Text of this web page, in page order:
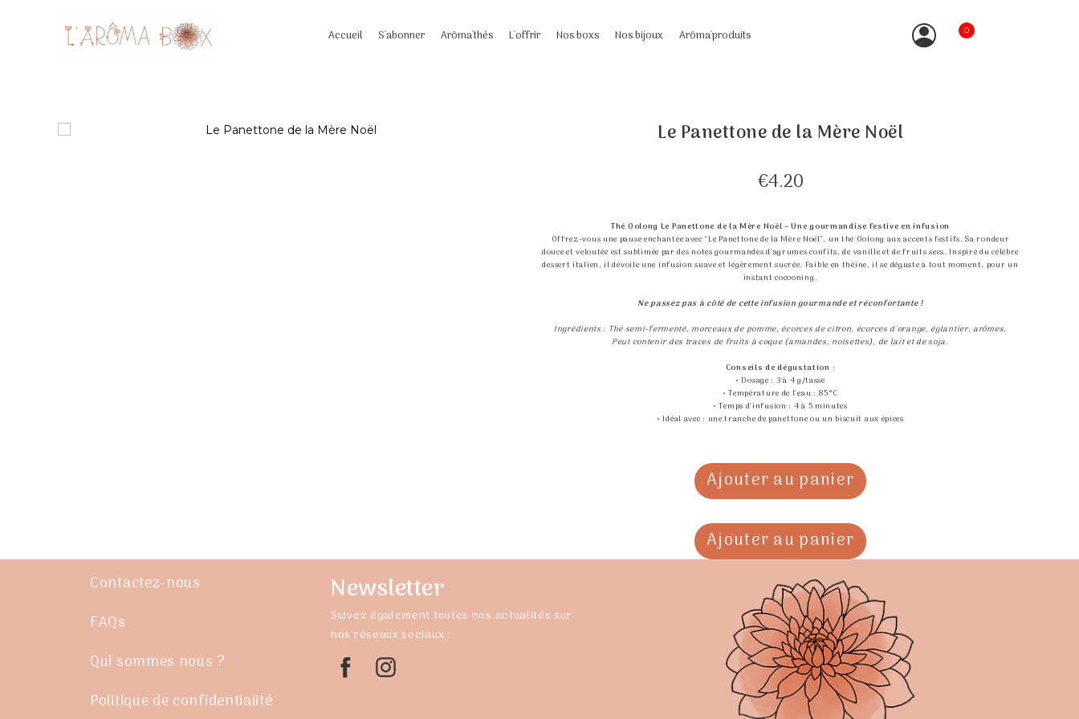
Accueil S'abonner Arôma'thés L'offrir Nos boxs Nos bijoux Arôma'produits 0
Le Panettone de la Mère Noël
€4.20
Thé Oolong Le Panettone de la Mère Noël – Une gourmandise festive en infusion
Offrez-vous une pause enchantée avec “Le Panettone de la Mère Noël”, un thé Oolong aux accents festifs. Sa rondeur
douce et veloutée est sublimée par des notes gourmandes d’agrumes confits, de vanille et de fruits secs. Inspiré du célèbre
dessert italien, il dévoile une infusion suave et légèrement sucrée. Faible en théine, il se déguste à tout moment, pour un
instant cocooning.
Ne passez pas à côté de cette infusion gourmande et réconfortante !
Ingrédients : Thé semi-fermenté, morceaux de pomme, écorces de citron, écorces d'orange, églantier, arômes.
Peut contenir des traces de fruits à coque (amandes, noisettes), de lait et de soja.
Conseils de dégustation :
• Dosage : 3 à 4 g/tasse
• Température de l’eau : 85°C
• Temps d’infusion : 4 à 5 minutes
• Idéal avec : une tranche de panettone ou un biscuit aux épices
Ajouter au panier
Ajouter au panier
Contactez-nous
FAQs
Qui sommes nous ?
Politique de confidentialité
Newsletter
Suivez également toutes nos actualités sur
nos réseaux sociaux :